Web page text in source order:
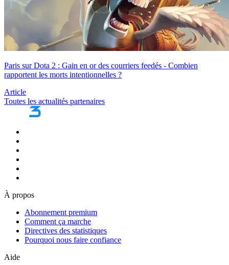
Paris sur Dota 2 : Gain en or des courriers feedés - Combien
rapportent les morts intentionnelles ?
Article
Toutes les actualités partenaires
À propos
Abonnement premium
Comment ça marche
Directives des statistiques
Pourquoi nous faire confiance
Aide